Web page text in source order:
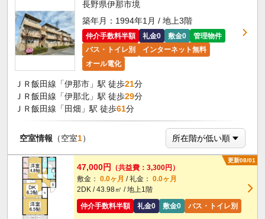
長野県伊那市境
築年月：1994年1月 / 地上3階
仲介手数料半額 礼金0 敷金0
管理物件
バス・トイレ別
インターネット無料
オール電化
ＪＲ飯田線「伊那市」駅 徒歩21分
ＪＲ飯田線「伊那北」駅 徒歩29分
ＪＲ飯田線「田畑」駅 徒歩61分
空室情報 （空室1）
更新08/01
47,000円
（共益費：3,300円）
敷金： 0.0ヶ月 / 礼金： 0.0ヶ月
2DK / 43.98㎡ / 地上1階
仲介手数料半額
礼金0 敷金0 バス・トイレ別